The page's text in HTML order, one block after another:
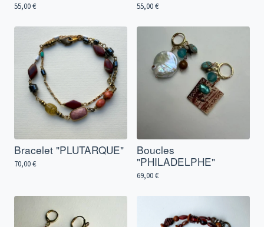
55,00€ 55,00€
Bracelet "PLUTARQUE"
70,00€
Boucles
"PHILADELPHE"
69,00€